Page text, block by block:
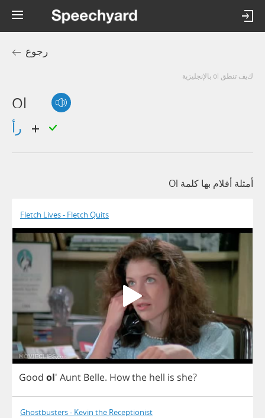
رجوع
كيف تنطق ol بالإنجليزية
Ol
أمثلة أفلام بها كلمة Ol
Fletch Lives - Fletch Quits
Good ol' Aunt Belle. Howthe hell is she?
Ghostbusters - Kevin the Receptionist